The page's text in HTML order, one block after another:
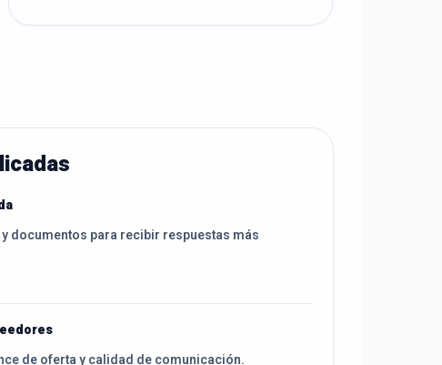
documentos para recibir respuestas más
de oferta y calidad de comunicación.